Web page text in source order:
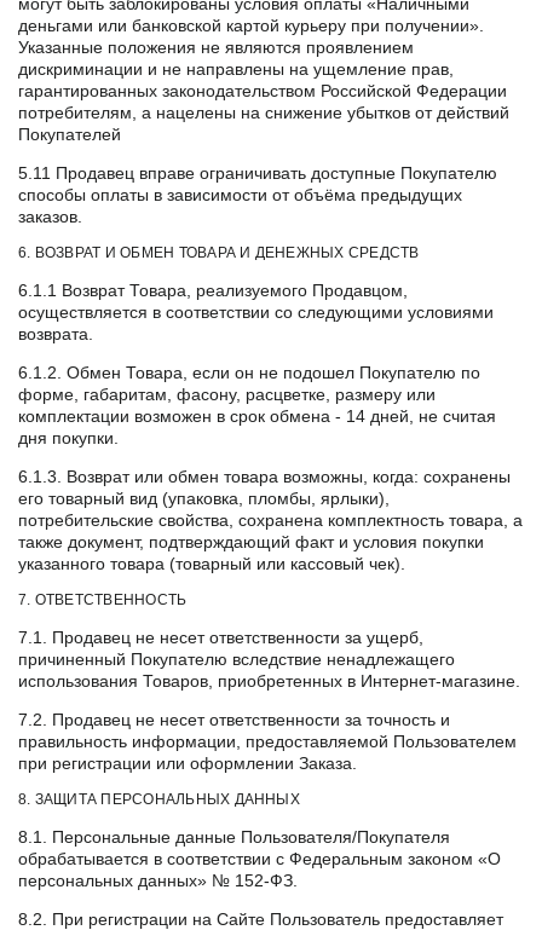
деньгами или банковской картой курьеру при получении».
Указанные положения не являются проявлением
дискриминации и не направлены на ущемление прав,
гарантированных законодательством Российской Федерации
потребителям, а нацелены на снижение убытков от действий
Покупателей
5.11 Продавец вправе ограничивать доступные Покупателю
способы оплаты в зависимости от объёма предыдущих
заказов.
6. ВОЗВРАТ И ОБМЕН ТОВАРА И ДЕНЕЖНЫХ СРЕДСТВ
6.1.1 Возврат Товара, реализуемого Продавцом,
осуществляется в соответствии со следующими условиями
возврата.
6.1.2. Обмен Товара, если он не подошел Покупателю по
форме, габаритам, фасону, расцветке, размеру или
комплектации возможен в срок обмена - 14 дней, не считая
дня покупки.
6.1.3. Возврат или обмен товара возможны, когда: сохранены
его товарный вид (упаковка, пломбы, ярлыки),
потребительские свойства, сохранена комплектность товара, а
также документ, подтверждающий факт и условия покупки
указанного товара (товарный или кассовый чек).
7. ОТВЕТСТВЕННОСТЬ
7.1. Продавец не несет ответственности за ущерб,
причиненный Покупателю вследствие ненадлежащего
использования Товаров, приобретенных в Интернет-магазине.
7.2. Продавец не несет ответственности за точность и
правильность информации, предоставляемой Пользователем
при регистрации или оформлении Заказа.
8. ЗАЩИТА ПЕРСОНАЛЬНЫХ ДАННЫХ
8.1. Персональные данные Пользователя/Покупателя
обрабатывается в соответствии с Федеральным законом «О
персональных данных» № 152-ФЗ.
8.2. При регистрации на Сайте Пользователь предоставляет